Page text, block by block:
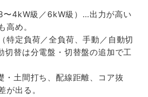
〜4kW級／6kW級）…出力が高い
高め。
特定負荷／全負荷、手動／自動切
切替は分電盤・切替盤の追加で工
・土間打ち、配線距離、コア抜
が出る。